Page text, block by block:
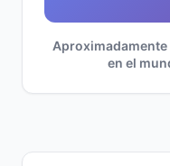
Aproximadamente
en el